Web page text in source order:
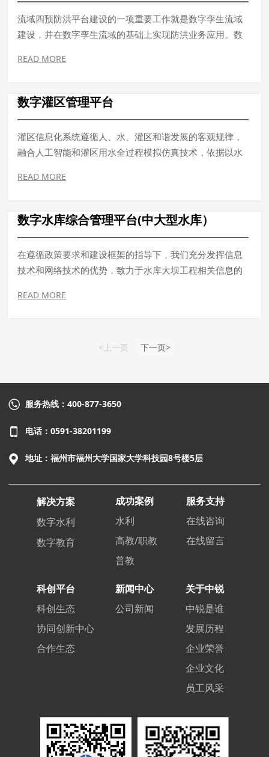
流域四预防洪平台建设的一项重要工作就是数字孪生流域
建设，并在数字孪生流域的基础上实现防洪业务应用。数
理流域的虚实交互，通过智能干预实现流域防洪调度的智
能、数字孪生等各项新技术，实现数字孪生流域智慧防
READ MORE
数字灌区管理平台
灌区信息化系统遵循人、水、灌区和谐发展的客观规律，
融合人工智能和灌区用水全过程模拟仿真技术，依据以水
云计算、大数据分析等先进技术，实时准确的获取灌区的
的数据进行加工处理，实现灌区信息资源的实时共享，提
高灌区的运行效率，减少灌区的运营成本。为灌区管理部
水合理化、量测水精准化、控制自动化为实现高效现代农
业提供技术保障。
READ MORE
数字水库综合管理平台(中大型水库）
在遵循政策要求和建设框架的指导下，我们充分发挥信息
技术和网络技术的优势，致力于水库大坝工程相关信息的
化，雨水情监测的智能化分析，并提供多维度数据的直观
READ MORE
<上一页 下一页>
服务热线：400-877-3650
电话：0591-38201199
地址：福州市福州大学国家大学科技园8号楼5层
解决方案
数字水利
数字教育
成功案例
水利
高教/职教
普教
服务支持
在线咨询
在线留言
科创平台
科创生态
协同创新中心
合作生态
新闻中心
公司新闻
关于中锐
中锐是谁
发展历程
企业荣誉
企业文化
员工风采